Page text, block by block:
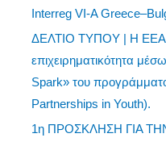
Interreg VI-A
ΔΕΛΤΙΟ ΤΥΠΟΥ | Η
επιχειρηματικότητα
Spark» του
Partnerships in Youth).
1η ΠΡΟΣΚΛΗΣΗ ΓΙΑ